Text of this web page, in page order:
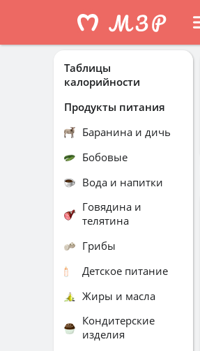
Таблицы
калорийности
Продукты питания
Баранина и дичь
Бобовые
Вода и напитки
Говядина и
телятина
Грибы
Детское питание
Жиры и масла
Кондитерские
изделия